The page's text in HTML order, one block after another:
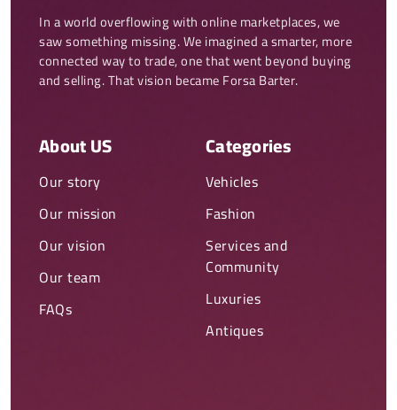
In a world overflowing with online marketplaces, we
saw something missing. We imagined a smarter, more
connected way to trade, one that went beyond buying
and selling. That vision became Forsa Barter.
About US
Our story
Our mission
Our vision
Our team
FAQs
Categories
Vehicles
Fashion
Services and
Community
Luxuries
Antiques